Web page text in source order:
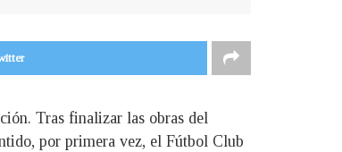
Tras finalizar las obras del
por primera vez, el Fútbol Club